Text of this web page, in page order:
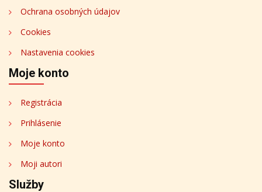
Ochrana osobných údajov
Cookies
Nastavenia cookies
Moje konto
Registrácia
Prihlásenie
Moje konto
Moji autori
Služby